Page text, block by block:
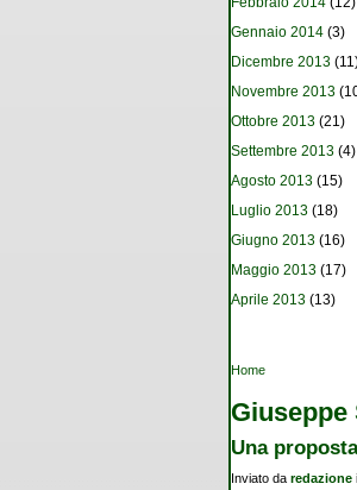
Gennaio 2014 (3)
Dicembre 2013
Novembre 2013
Ottobre 2013 (21)
Settembre 2013 (4)
Agosto 2013 (15)
Luglio 2013 (18)
Giugno 2013 (16)
Maggio 2013 (17)
Aprile 2013 (13)
Tu sei qui
Home
Giuseppe
Una
Inviato da redazione